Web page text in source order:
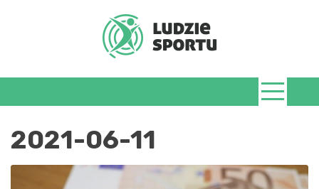
2021-06-11